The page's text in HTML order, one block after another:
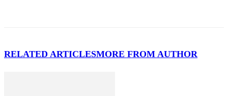
RELATED ARTICLESMORE FROM AUTHOR